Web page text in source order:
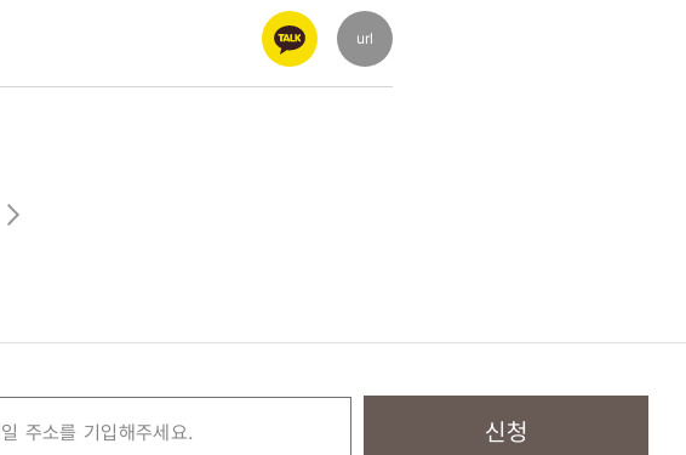
url
신청